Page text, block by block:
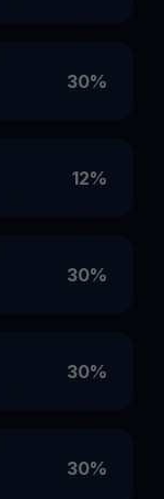
30%
12%
30%
30%
30%